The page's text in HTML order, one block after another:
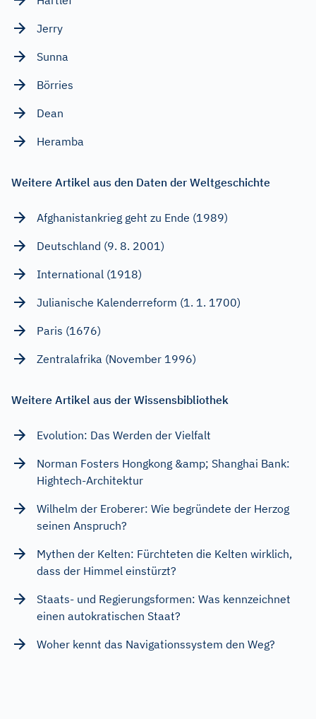
Jerry
Sunna
Börries
Dean
Heramba
Weitere Artikel aus den Daten der Weltgeschichte
Afghanistankrieg geht zu Ende (1989)
Deutschland (9. 8. 2001)
International (1918)
Julianische Kalenderreform (1. 1. 1700)
Paris (1676)
Zentralafrika (November 1996)
Weitere Artikel aus der Wissensbibliothek
Evolution: Das Werden der Vielfalt
Norman Fosters Hongkong &amp; Shanghai Bank:
Hightech-Architektur
Wilhelm der Eroberer: Wie begründete der Herzog
seinen Anspruch?
Mythen der Kelten: Fürchteten die Kelten wirklich,
dass der Himmel einstürzt?
Staats- und Regierungsformen: Was kennzeichnet
einen autokratischen Staat?
Woher kennt das Navigationssystem den Weg?